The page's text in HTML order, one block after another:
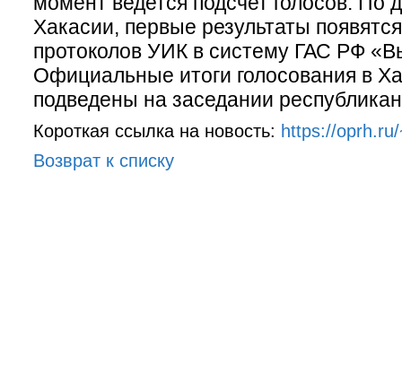
Хакасии, первые результаты
протоколов УИК в систему ГАС РФ
Официальные итоги голосования в
подведены на заседании
Короткая ссылка на новость: https://
Возврат к списку